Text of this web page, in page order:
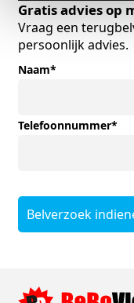
Gratis advies op
Vraag een
persoonlijk advies.
Naam*
Telefoonnummer*
Belverzoek